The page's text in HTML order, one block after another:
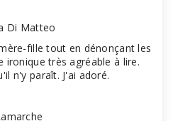
Di Matteo
fille tout en dénonçant les
ironique très agréable à lire.
n'y paraît. J'ai adoré.